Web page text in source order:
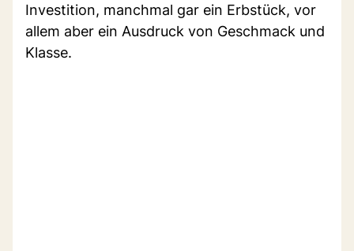
Investition, manchmal gar ein Erbstück, vor
allem aber ein Ausdruck von Geschmack und
Klasse.